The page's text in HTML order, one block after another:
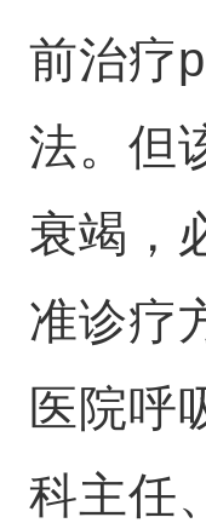
前治疗
法。但
衰竭，
准诊疗
医院呼
科主任